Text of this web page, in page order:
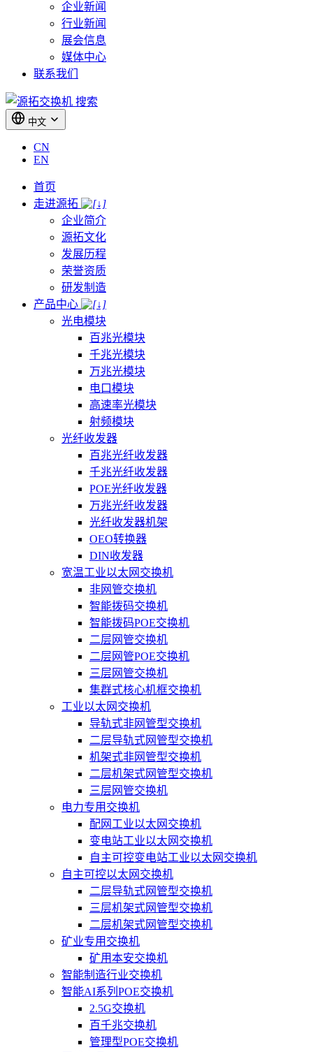
企业新闻
行业新闻
展会信息
媒体中心
联系我们
搜索
中文
CN
EN
首页
走进源拓
企业简介
源拓文化
发展历程
荣誉资质
研发制造
产品中心
光电模块
百兆光模块
千兆光模块
万兆光模块
电口模块
高速率光模块
射频模块
光纤收发器
百兆光纤收发器
千兆光纤收发器
POE光纤收发器
万兆光纤收发器
光纤收发器机架
OEO转换器
DIN收发器
宽温工业以太网交换机
非网管交换机
智能拨码交换机
智能拨码POE交换机
二层网管交换机
二层网管POE交换机
三层网管交换机
集群式核心机框交换机
工业以太网交换机
导轨式非网管型交换机
二层导轨式网管型交换机
机架式非网管型交换机
二层机架式网管型交换机
三层网管交换机
电力专用交换机
配网工业以太网交换机
变电站工业以太网交换机
自主可控变电站工业以太网交换机
自主可控以太网交换机
二层导轨式网管型交换机
三层机架式网管型交换机
二层机架式网管型交换机
矿业专用交换机
矿用本安交换机
智能制造行业交换机
智能AI系列POE交换机
2.5G交换机
百千兆交换机
管理型POE交换机